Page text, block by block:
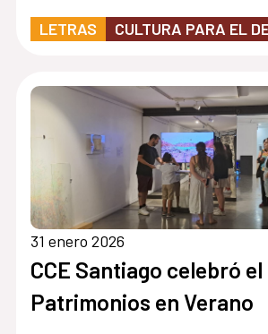
LETRAS CULTURA PARA EL
31 enero 2026
CCE Santiago celebró el
Patrimonios en Verano